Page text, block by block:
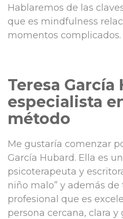
Hablaremos de las
que es mindfulness
momentos complicados.
Teresa García
especialista
método
Me gustaría comenzar
García Hubard. Ella es
psicoterapeuta y
niño malo” y además
profesional que es
persona cercana, clara y